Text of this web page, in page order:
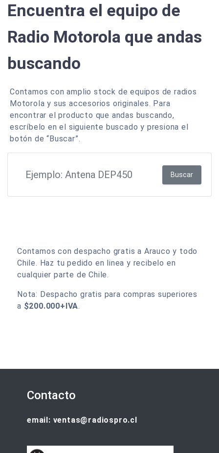
Encuentra el equipo de
Radio Motorola que andas
buscando
Contamos con amplio stock de equipos de radios
Motorola y sus accesorios originales. Para
encontrar el producto que andas buscando,
escríbelo en el siguiente buscado y presiona el
botón de “Buscar”.
Buscar
Contamos con despacho gratis a Arauco y todo
Chile. Haz tu pedido en linea y recibelo en
cualquier parte de Chile.
Nota: Despacho gratis para compras superiores
a $200.000+IVA.
Contacto
email: ventas@radiospro.cl